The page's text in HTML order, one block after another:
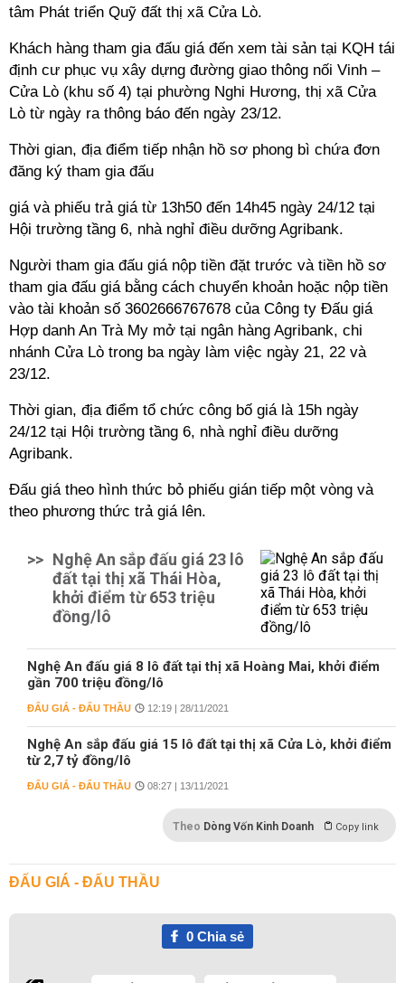
tâm Phát triển Quỹ đất thị xã Cửa Lò.
Khách hàng tham gia đấu giá đến xem tài sản tại KQH tái
định cư phục vụ xây dựng đường giao thông nối Vinh –
Cửa Lò (khu số 4) tại phường Nghi Hương, thị xã Cửa
Lò từ ngày ra thông báo đến ngày 23/12.
Thời gian, địa điểm tiếp nhận hồ sơ phong bì chứa đơn
đăng ký tham gia đấu
giá và phiếu trả giá từ 13h50 đến 14h45 ngày 24/12 tại
Hội trường tầng 6, nhà nghỉ điều dưỡng Agribank.
Người tham gia đấu giá nộp tiền đặt trước và tiền hồ sơ
tham gia đấu giá bằng cách chuyển khoản hoặc nộp tiền
vào tài khoản số 3602666767678 của Công ty Đấu giá
Hợp danh An Trà My mở tại ngân hàng Agribank, chi
nhánh Cửa Lò trong ba ngày làm việc ngày 21, 22 và
23/12.
Thời gian, địa điểm tổ chức công bố giá là 15h ngày
24/12 tại Hội trường tầng 6, nhà nghỉ điều dưỡng
Agribank.
Đấu giá theo hình thức bỏ phiếu gián tiếp một vòng và
theo phương thức trả giá lên.
>> Nghệ An sắp đấu giá 23 lô
đất tại thị xã Thái Hòa,
khởi điểm từ 653 triệu
đồng/lô
Nghệ An đấu giá 8 lô đất tại thị xã Hoàng Mai, khởi điểm
gần 700 triệu đồng/lô
ĐẤU GIÁ - ĐẤU THẦU 12:19 | 28/11/2021
Nghệ An sắp đấu giá 15 lô đất tại thị xã Cửa Lò, khởi điểm
từ 2,7 tỷ đồng/lô
ĐẤU GIÁ - ĐẤU THẦU 08:27 | 13/11/2021
Theo Dòng Vốn Kinh Doanh Copy link
ĐẤU GIÁ - ĐẤU THẦU
0Chia sẻ